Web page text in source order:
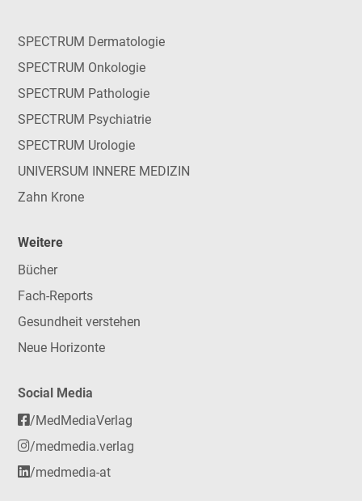
SPECTRUM Dermatologie
SPECTRUM Onkologie
SPECTRUM Pathologie
SPECTRUM Psychiatrie
SPECTRUM Urologie
UNIVERSUM INNERE MEDIZIN
Zahn Krone
Weitere
Bücher
Fach-Reports
Gesundheit verstehen
Neue Horizonte
Social Media
/MedMediaVerlag
/medmedia.verlag
/medmedia-at